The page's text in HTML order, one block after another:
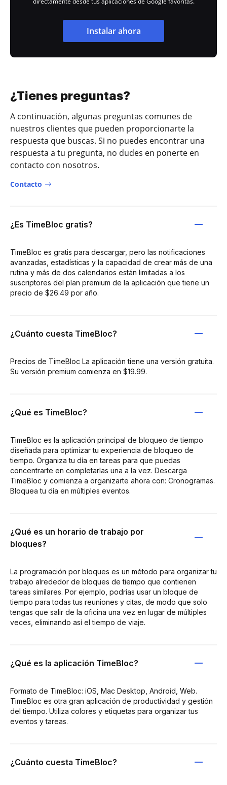
Instalar ahora
¿Tienes preguntas?
A continuación, algunas preguntas comunes de
nuestros clientes que pueden proporcionarte la
respuesta que buscas. Si no puedes encontrar una
respuesta a tu pregunta, no dudes en ponerte en
contacto con nosotros.
Contacto
¿Es TimeBloc gratis?
TimeBloc es gratis para descargar, pero las notificaciones
avanzadas, estadísticas y la capacidad de crear más de una
rutina y más de dos calendarios están limitadas a los
suscriptores del plan premium de la aplicación que tiene un
precio de $26.49 por año.
¿Cuánto cuesta TimeBloc?
Precios de TimeBloc La aplicación tiene una versión gratuita.
Su versión premium comienza en $19.99.
¿Qué es TimeBloc?
TimeBloc es la aplicación principal de bloqueo de tiempo
diseñada para optimizar tu experiencia de bloqueo de
tiempo. Organiza tu día en tareas para que puedas
concentrarte en completarlas una a la vez. Descarga
TimeBloc y comienza a organizarte ahora con: Cronogramas.
Bloquea tu día en múltiples eventos.
¿Qué es un horario de trabajo por
bloques?
La programación por bloques es un método para organizar tu
trabajo alrededor de bloques de tiempo que contienen
tareas similares. Por ejemplo, podrías usar un bloque de
tiempo para todas tus reuniones y citas, de modo que solo
tengas que salir de la oficina una vez en lugar de múltiples
veces, eliminando así el tiempo de viaje.
¿Qué es la aplicación TimeBloc?
Formato de TimeBloc: iOS, Mac Desktop, Android, Web.
TimeBloc es otra gran aplicación de productividad y gestión
del tiempo. Utiliza colores y etiquetas para organizar tus
eventos y tareas.
¿Cuánto cuesta TimeBloc?